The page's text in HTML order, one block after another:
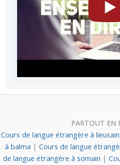
PARTOUT EN
Cours de langue étrangère à
à balma | Cours de langue
de langue étrangère à somain |